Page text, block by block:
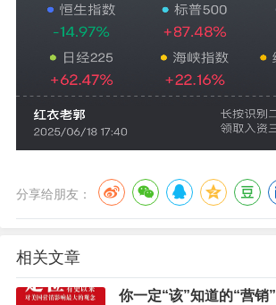
分享给朋友：
相关文章
你一定“该”知道的“营销”